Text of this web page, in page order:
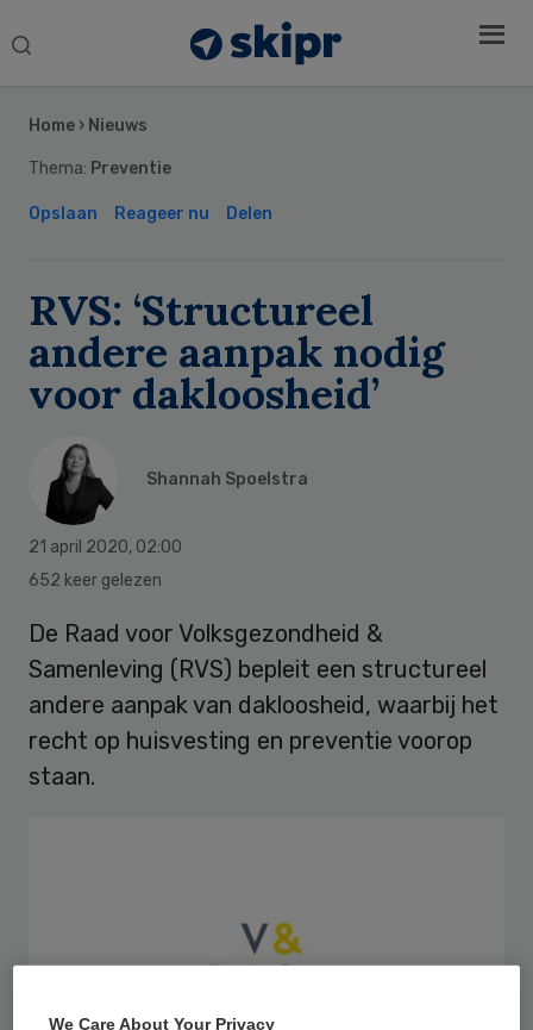
Search
Home › Nieuws
Thema: Preventie
Opslaan Reageer nu Delen
RVS: ‘Structureel
andere aanpak nodig
voor dakloosheid’
Shannah Spoelstra
21 april 2020, 02:00
652 keer gelezen
De Raad voor Volksgezondheid &
Samenleving (RVS) bepleit een structureel
andere aanpak van dakloosheid, waarbij het
recht op huisvesting en preventie voorop
staan.
Sidebar
We Care About Your Privacy